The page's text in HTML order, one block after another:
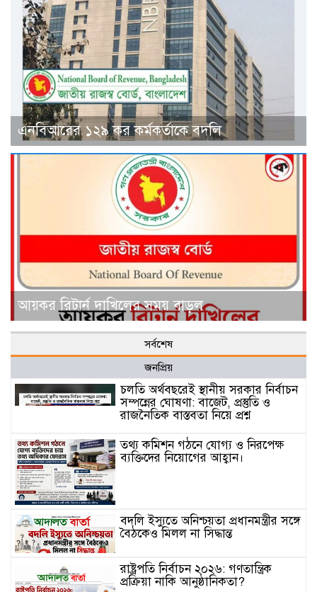
এনবিআরের ১২৯ কর কর্মকর্তাকে বদলি
আয়কর রিটার্ন দাখিলের সময় বাড়ল
সর্বশেষ
জনপ্রিয়
চলতি অর্থবছরেই স্থানীয় সরকার নির্বাচন
সম্পন্নের ঘোষণা: বাজেট, প্রস্তুতি ও
রাজনৈতিক বাস্তবতা নিয়ে প্রশ্ন
তথ্য কমিশন গঠনে যোগ্য ও নিরপেক্ষ
ব্যক্তিদের নিয়োগের আহ্বান।
বদলি ইস্যুতে অনিশ্চয়তা প্রধানমন্ত্রীর সঙ্গে
বৈঠকেও মিলল না সিদ্ধান্ত
রাষ্ট্রপতি নির্বাচন ২০২৬: গণতান্ত্রিক
প্রক্রিয়া নাকি আনুষ্ঠানিকতা?